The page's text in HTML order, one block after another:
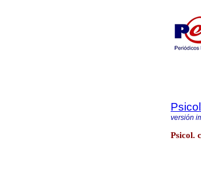
versión
Psicol.